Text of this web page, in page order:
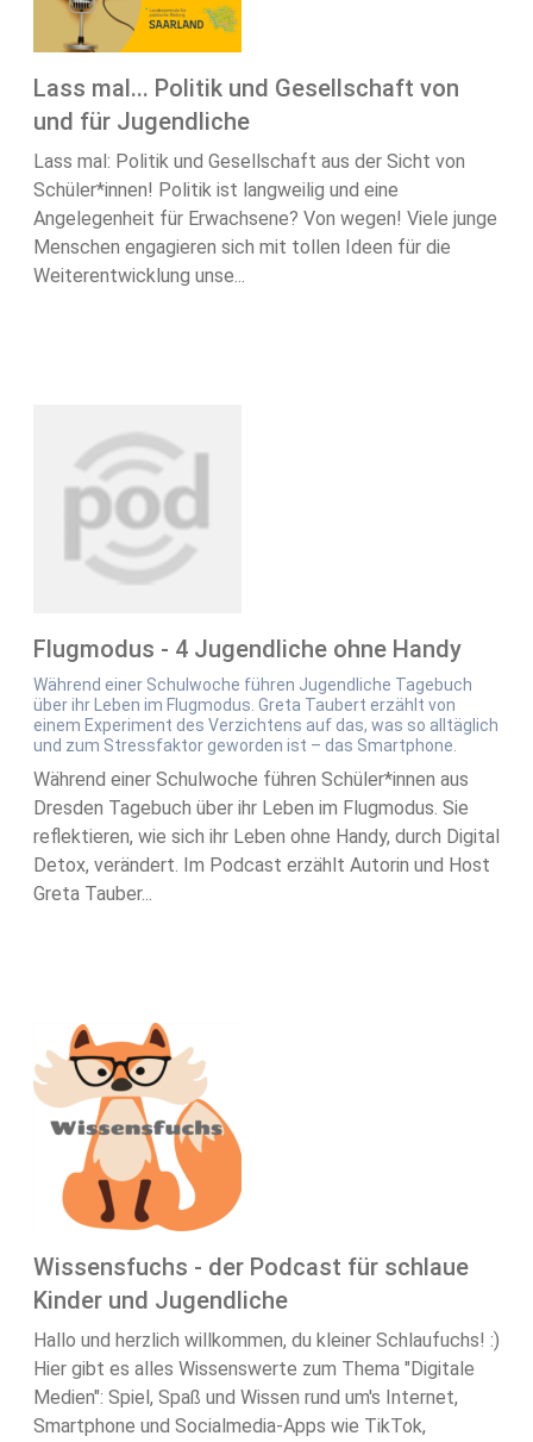
Lass mal... Politik und Gesellschaft von
und für Jugendliche
Lass mal: Politik und Gesellschaft aus der Sicht von
Schüler*innen! Politik ist langweilig und eine
Angelegenheit für Erwachsene? Von wegen! Viele junge
Menschen engagieren sich mit tollen Ideen für die
Weiterentwicklung unse...
Flugmodus - 4 Jugendliche ohne Handy
Während einer Schulwoche führen Jugendliche Tagebuch
über ihr Leben im Flugmodus. Greta Taubert erzählt von
einem Experiment des Verzichtens auf das, was so alltäglich
und zum Stressfaktor geworden ist – das Smartphone.
Während einer Schulwoche führen Schüler*innen aus
Dresden Tagebuch über ihr Leben im Flugmodus. Sie
reflektieren, wie sich ihr Leben ohne Handy, durch Digital
Detox, verändert. Im Podcast erzählt Autorin und Host
Greta Tauber...
Wissensfuchs - der Podcast für schlaue
Kinder und Jugendliche
Hallo und herzlich willkommen, du kleiner Schlaufuchs! :)
Hier gibt es alles Wissenswerte zum Thema "Digitale
Medien": Spiel, Spaß und Wissen rund um's Internet,
Smartphone und Socialmedia-Apps wie TikTok,